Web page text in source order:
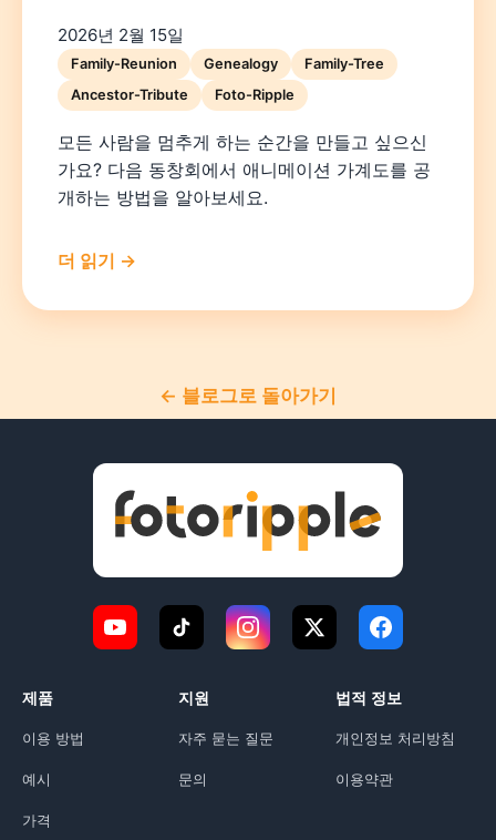
DeutschEnglishEspañolFrançaisItaliano
NederlandsPolskiPortuguês
2026년 2월 15일
Family-Reunion Genealogy
Family-Tree
Ancestor-Tribute
Foto-Ripple
모든 사람을 멈추게 하는 순간을 만들고 싶으신
가요? 다음 동창회에서 애니메이션 가계도를 공
개하는 방법을 알아보세요.
더 읽기 →
← 블로그로 돌아가기
제품
이용 방법
예시
가격
지원
자주 묻는 질문
문의
법적 정보
개인정보 처리방침
이용약관